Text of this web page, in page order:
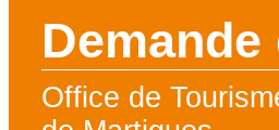
Office de